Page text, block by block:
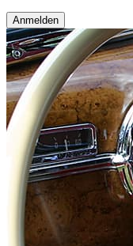
Anmelden